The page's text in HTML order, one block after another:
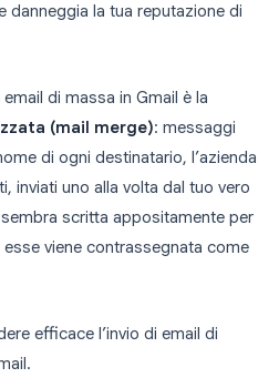
danneggia la tua reputazione di
di massa in Gmail è la
(mail merge): messaggi
di ogni destinatario, l’azienda
inviati uno alla volta dal tuo vero
scritta appositamente per
viene contrassegnata come
efficace l’invio di email di